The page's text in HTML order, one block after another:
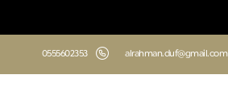
alrahman.duf@gmail.com
‎0555602353